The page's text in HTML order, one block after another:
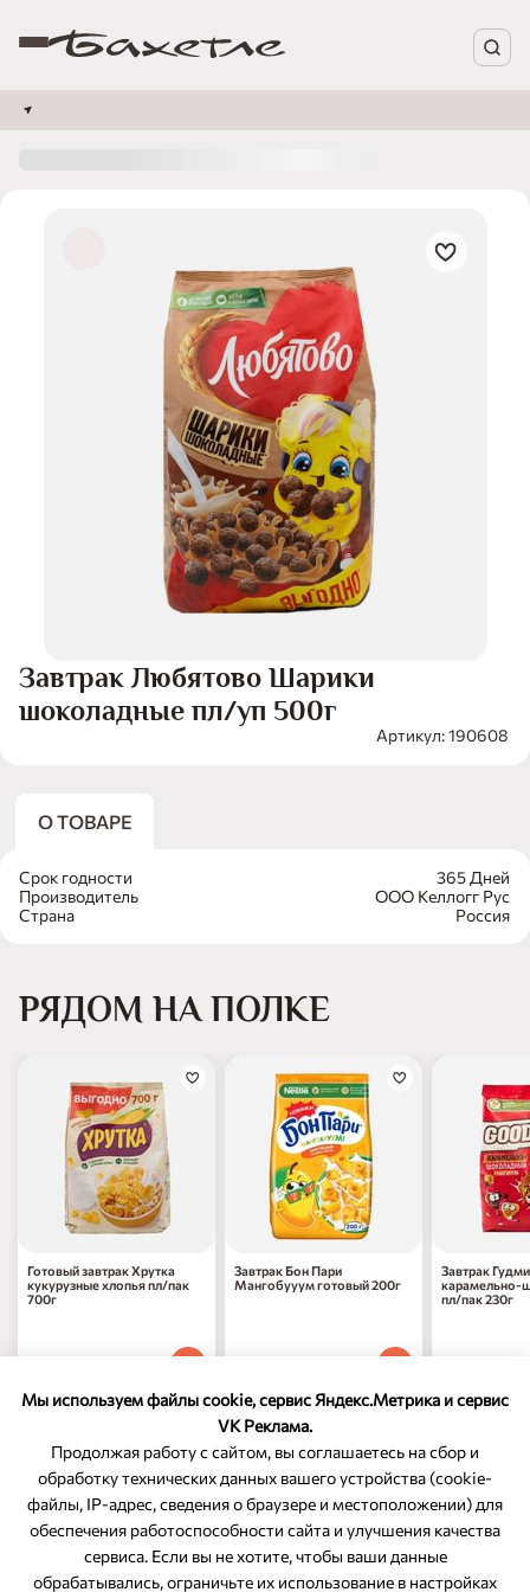
Мы используем файлы cookie, сервис Яндекс.Метрика и сервис
VK Реклама.
Продолжая работу с сайтом, вы соглашаетесь на сбор и
обработку технических данных вашего устройства (cookie-
файлы, IP-адрес, сведения о браузере и местоположении) для
обеспечения работоспособности сайта и улучшения качества
сервиса. Если вы не хотите, чтобы ваши данные
обрабатывались, ограничьте их использование в настройках
Завтрак Любятово Шарики
шоколадные пл/уп 500г
Артикул: 190608
О ТОВАРЕ
Срок годности
365 Дней
Производитель
ООО Келлогг Рус
Страна
Россия
РЯДОМ НА ПОЛКЕ
Готовый завтрак Хрутка
кукурузные хлопья пл/пак
700г
Завтрак Бон Пари
Мангобууум готовый 200г
Завтрак
карамельно-
пл/пак 230г
ОБРАТНАЯ СВЯЗЬ
8-800-350-46-10